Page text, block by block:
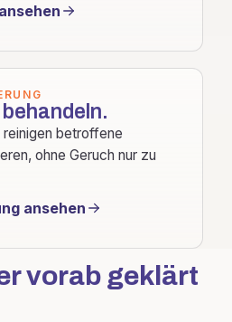
betroffene
ohne Geruch nur zu
ansehen
vorab geklärt